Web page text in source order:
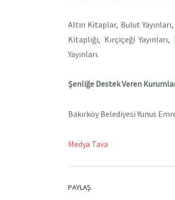
Altın Kitaplar, Bulut
Kitaplığı, Kırçiçeği
Yayınları.
Şenliğe Destek Veren
Bakırköy Belediyesi Yunus
Medya Tava
PAYLAŞ.